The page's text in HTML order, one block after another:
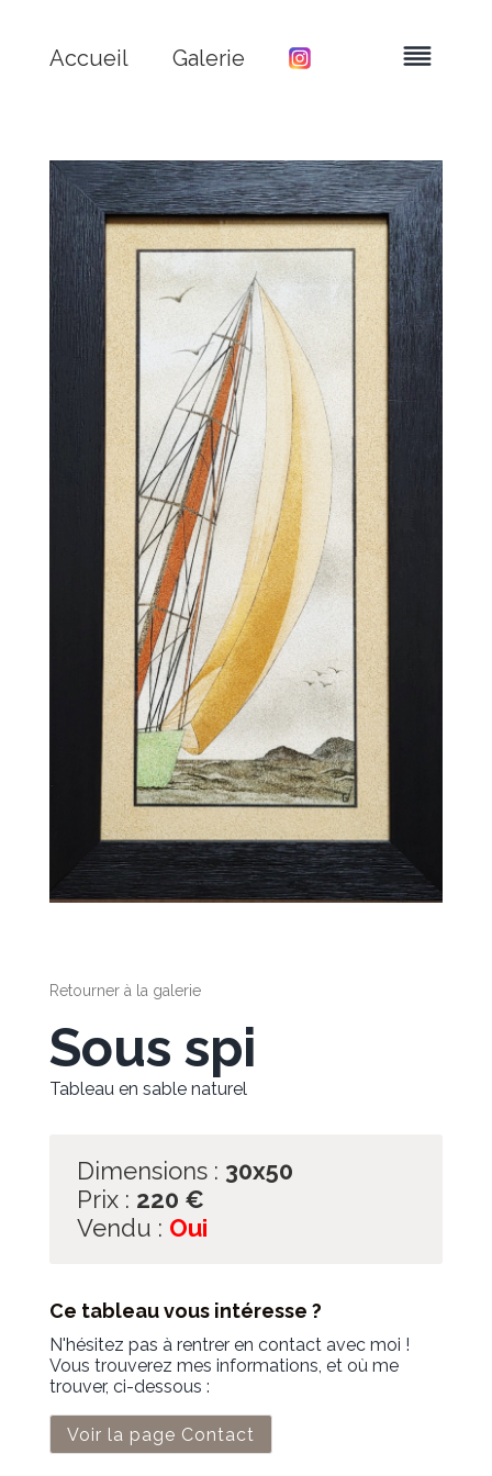
Accueil Galerie
Retourner à la galerie
Sous spi
Tableau en sable naturel
Dimensions : 30x50
Prix : 220 €
Vendu : Oui
Ce tableau vous intéresse ?
N'hésitez pas à rentrer en contact avec moi !
Vous trouverez mes informations, et où me
trouver, ci-dessous :
Voir la page Contact